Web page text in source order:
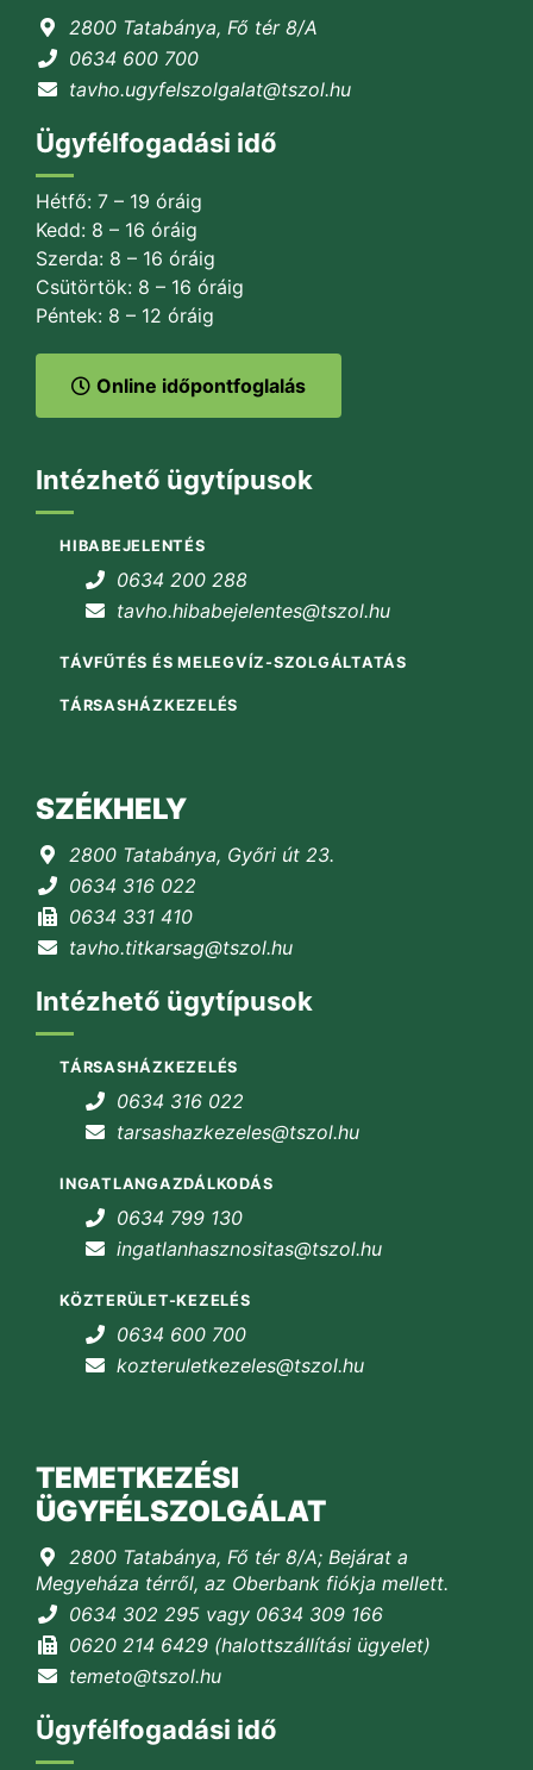
2800 Tatabánya, Fő tér 8/A
0634 600 700
tavho.ugyfelszolgalat@tszol.hu
Ügyfélfogadási idő
Hétfő: 7 – 19 óráig
Kedd: 8 – 16 óráig
Szerda: 8 – 16 óráig
Csütörtök: 8 – 16 óráig
Péntek: 8 – 12 óráig
Online időpontfoglalás
Intézhető ügytípusok
HIBABEJELENTÉS
0634 200 288
tavho.hibabejelentes@tszol.hu
TÁVFŰTÉS ÉS MELEGVÍZ-SZOLGÁLTATÁS
TÁRSASHÁZKEZELÉS
SZÉKHELY
2800 Tatabánya, Győri út 23.
0634 316 022
0634 331 410
tavho.titkarsag@tszol.hu
Intézhető ügytípusok
TÁRSASHÁZKEZELÉS
0634 316 022
tarsashazkezeles@tszol.hu
INGATLANGAZDÁLKODÁS
0634 799 130
ingatlanhasznositas@tszol.hu
KÖZTERÜLET-KEZELÉS
0634 600 700
kozteruletkezeles@tszol.hu
TEMETKEZÉSI
ÜGYFÉLSZOLGÁLAT
2800 Tatabánya, Fő tér 8/A; Bejárat a
Megyeháza térről, az Oberbank fiókja mellett.
0634 302 295 vagy 0634 309 166
0620 214 6429 (halottszállítási ügyelet)
temeto@tszol.hu
Ügyfélfogadási idő